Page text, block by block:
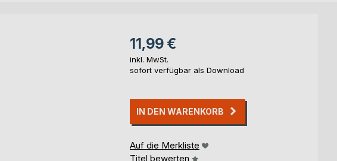
11,99 €
inkl. MwSt.
sofort verfügbar als Download
IN DEN WARENKORB
Auf die Merkliste
Titel bewerten